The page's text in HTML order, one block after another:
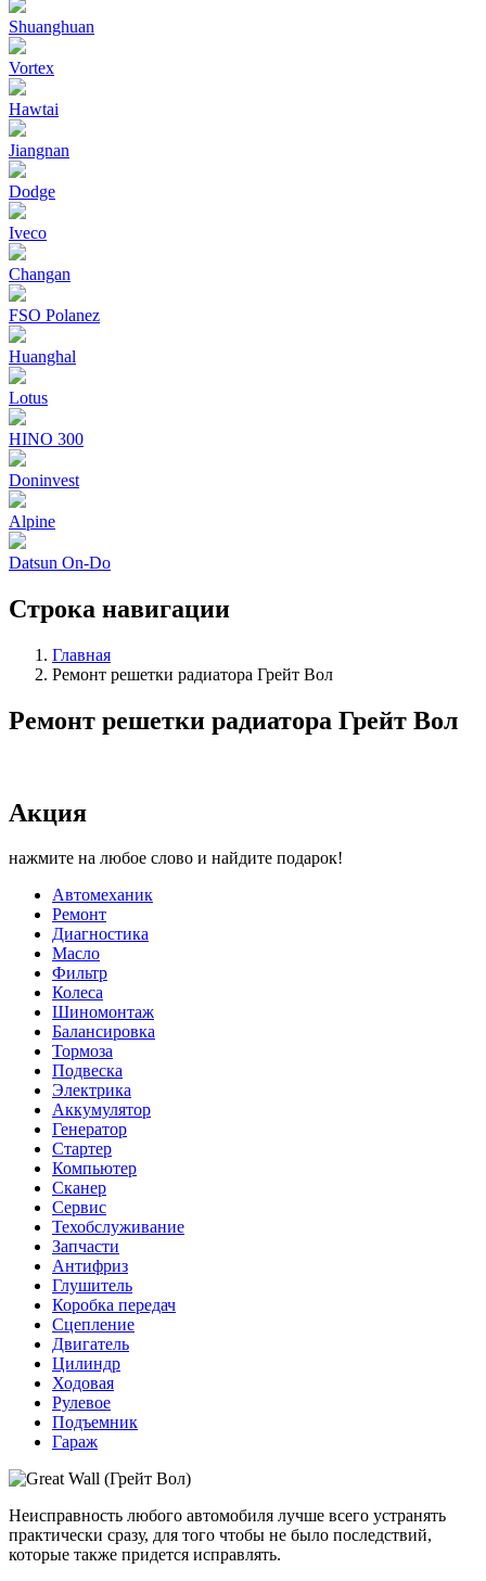
Shuanghuan
Vortex
Hawtai
Jiangnan
Dodge
Iveco
Changan
FSO Polanez
Huanghal
Lotus
HINO 300
Doninvest
Alpine
Datsun On-Do
Строка навигации
Главная
Ремонт решетки радиатора Грейт Вол
Ремонт решетки радиатора Грейт Вол
Акция
нажмите на любое слово и найдите подарок!
Автомеханик
Ремонт
Диагностика
Масло
Фильтр
Колеса
Шиномонтаж
Балансировка
Тормоза
Подвеска
Электрика
Аккумулятор
Генератор
Стартер
Компьютер
Сканер
Сервис
Техобслуживание
Запчасти
Антифриз
Глушитель
Коробка передач
Сцепление
Двигатель
Цилиндр
Ходовая
Рулевое
Подъемник
Гараж
Неисправность любого автомобиля лучше всего устранять
практически сразу, для того чтобы не было последствий,
которые также придется исправлять.